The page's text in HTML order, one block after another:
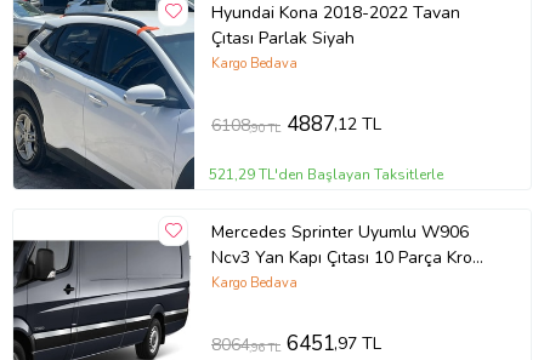
Hyundai Kona 2018-2022 Tavan
Çıtası Parlak Siyah
Kargo Bedava
6108,90 TL 4887,12 TL
521,29 TL'den Başlayan Taksitlerle
Mercedes Sprinter Uyumlu W906
Ncv3 Yan Kapı Çıtası 10 Parça Krom
(Extra Uzun) 2006 Ve Sonrası
Kargo Bedava
8064,96 TL 6451,97 TL